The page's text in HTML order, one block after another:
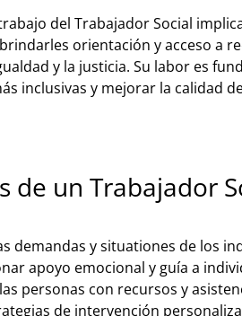
del Trabajador Social
orientación y acceso a
y la justicia. Su labor es
inclusivas y mejorar la calidad
de un Trabajador
demandas y situationes de los
apoyo emocional y guía a
personas con recursos y
de intervención